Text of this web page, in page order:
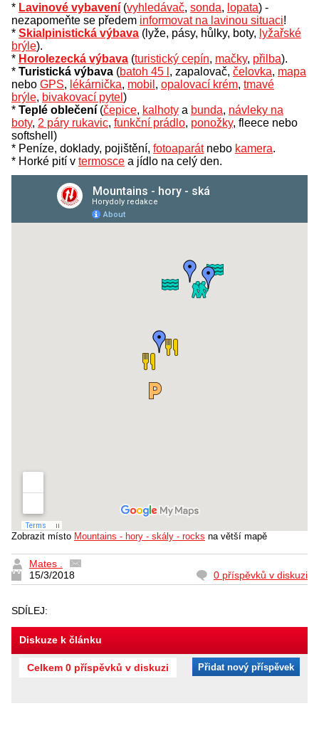
* Lavinové vybavení (vyhledávač, sonda, lopata) -
nezapomeňte se předem informovat na lavinou situaci!
* Skialpinistická výbava (lyže, pásy, hůlky, boty, lyžařské
brýle).
* Horolezecká výbava (turistický cepín, mačky, přilba).
* Turistická výbava (batoh 45 l , zapalovač, čelovka, mapa
nebo GPS, lékárnička, mobil , opalovací krém, tmavé
brýle, bivakovací pytel )
* Teplé oblečení (čepice, kalhoty a bunda, návleky na
boty, 2 páry rukavic, funkční prádlo, ponožky, fleece nebo
softshell)
* Peníze, doklady, pojištění, fotoaparátnebo kamera.
* Horké pití v termosce a jídlo na celý den.
Zobrazit místo Mountains - hory - skály - rocks na větší mapě
Mates .
15/3/2018
0 příspěvků v diskuzi
SDÍLEJ:
Diskuze k článku
Celkem 0 příspěvků v diskuzi Přidat nový příspěvek